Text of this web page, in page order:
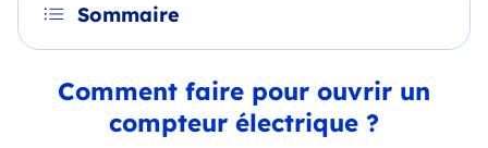
Sommaire
Comment faire pour ouvrir un
compteur électrique ?